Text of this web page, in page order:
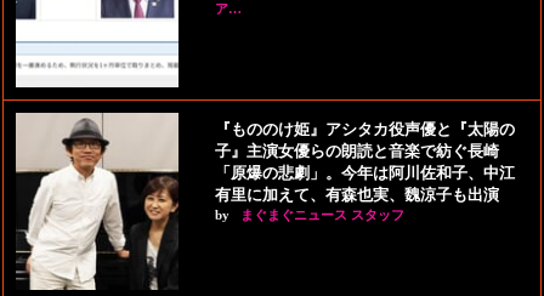
ア…
『もののけ姫』アシタカ役声優と『太陽の
子』主演女優らの朗読と音楽で紡ぐ長崎
「原爆の悲劇」。今年は阿川佐和子、中江
有里に加えて、有森也実、魏涼子も出演
by まぐまぐニュース スタッフ